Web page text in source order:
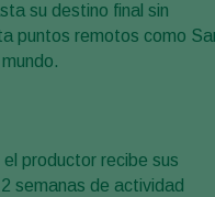
su destino final sin
puntos remotos como
productor recibe sus
semanas de actividad